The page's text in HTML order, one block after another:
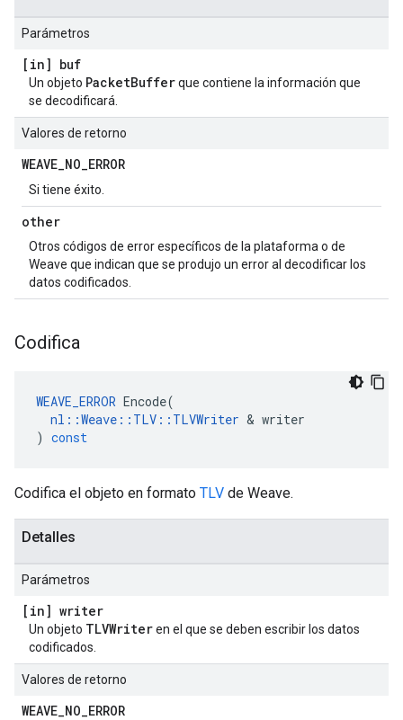
Parámetros
[in] buf
Un objeto PacketBufferque contiene la información que
se decodificará.
Valores de retorno
WEAVE_NO_ERROR
Si tiene éxito.
other
Otros códigos de error específicos de la plataforma o de
Weave que indican que se produjo un error al decodificar los
datos codificados.
Codifica
WEAVE_ERROR Encode(
nl ::Weave :: TLV :: TLVWriter & writer
) const
Codifica el objeto en formato TLV de Weave.
Detalles
Parámetros
[in] writer
Un objeto TLVWriteren el que se deben escribir los datos
codificados.
Valores de retorno
WEAVE_NO_ERROR